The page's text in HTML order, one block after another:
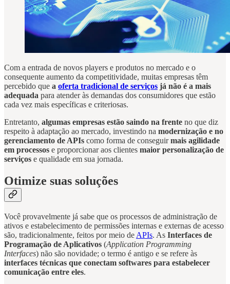
Com a entrada de novos players e produtos no mercado e o
consequente aumento da competitividade, muitas empresas têm
percebido que a oferta tradicional de serviços já não é a mais
adequada para atender às demandas dos consumidores que estão
cada vez mais específicas e criteriosas.
Entretanto, algumas empresas estão saindo na frente no que diz
respeito à adaptação ao mercado, investindo na modernização e no
gerenciamento de APIs como forma de conseguirmais agilidade
em processos e proporcionar aos clientes maior personalização de
serviços e qualidade em sua jornada.
Otimize suas soluções
Você provavelmente já sabe que os processos de administração de
ativos e estabelecimento de permissões internas e externas de acesso
são, tradicionalmente, feitos por meio de APIs. As Interfaces de
Programação de Aplicativos (Application Programming
Interfaces) não são novidade; o termo é antigo e se refere às
interfaces técnicas que conectam softwares para estabelecer
comunicação entre eles.